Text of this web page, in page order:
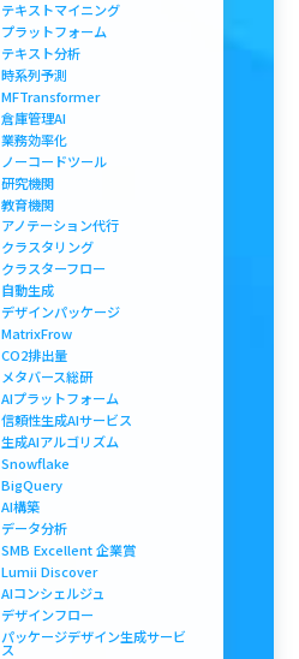
テキストマイニング
プラットフォーム
テキスト分析
時系列予測
MFTransformer
倉庫管理AI
業務効率化
ノーコードツール
研究機関
教育機関
アノテーション代行
クラスタリング
クラスターフロー
自動生成
デザインパッケージ
MatrixFrow
CO2排出量
メタバース総研
AIプラットフォーム
信頼性生成AIサービス
生成AIアルゴリズム
Snowflake
BigQuery
AI構築
データ分析
SMB Excellent 企業賞
Lumii Discover
AIコンシェルジュ
デザインフロー
パッケージデザイン生成サービ
ス